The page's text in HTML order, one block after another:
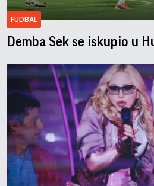
FUDBAL
Demba Sek se iskupio u